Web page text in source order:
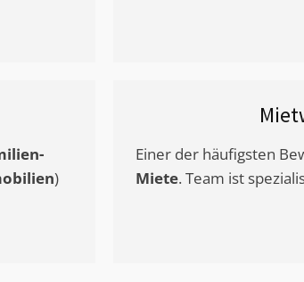
)
Einer der häufigsten
Miete. Team ist